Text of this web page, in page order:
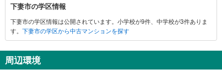
妻
市
に
す
る
下妻市の学区情報
下妻市の学区情報は公開されています。小学校が9件、中学校が3件ありま
す。 下妻市の学区から中古マンションを探す
周辺環境